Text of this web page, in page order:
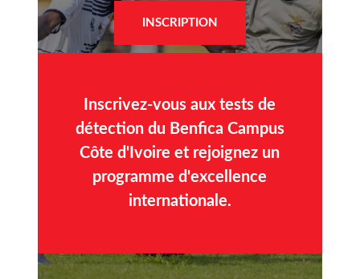
INSCRIPTION
Inscrivez-vous aux tests de
détection du Benfica Campus
Côte d'Ivoire et rejoignez un
programme d'excellence
internationale.